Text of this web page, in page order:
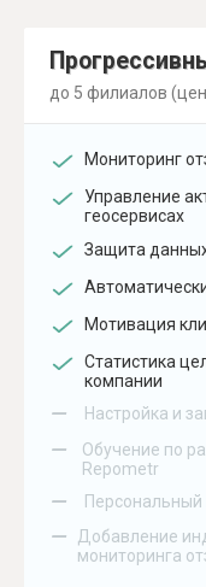
до 5 филиалов
Мониторинг
Управление
геосервисах
Защита
Мотивация
Статистика
компании
– Настройка и
–
Обучение по
Repometr
–
–
Добавление
мониторинга